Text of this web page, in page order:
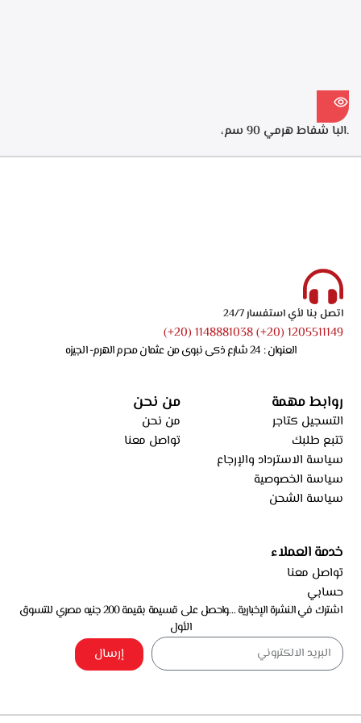
.البا شفاط هرمي 90 سم،
اتصل بنا لأي استفسار 24/7
1205511149 (20+) 1148881038 (20+)
العنوان : 24 شارع ذكى نبوى من عثمان محرم الهرم- الجيزه
روابط مهمة
التسجيل كتاجر
تتبع طلبك
سياسة الاسترداد والإرجاع
سياسة الخصوصية
سياسة الشحن
من نحن
من نحن
تواصل معنا
خدمة العملاء
تواصل معنا
حسابي
اشترك في النشرة الإخبارية …واحصل على قسيمة بقيمة 200 جنيه مصري للتسوق
الأول
إرسال